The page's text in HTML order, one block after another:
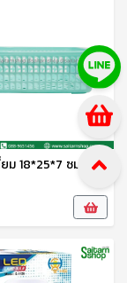
ตะแกรงเหลี่ยม 18*25*7 ซม.สีพาสเทล S-0077 SIP